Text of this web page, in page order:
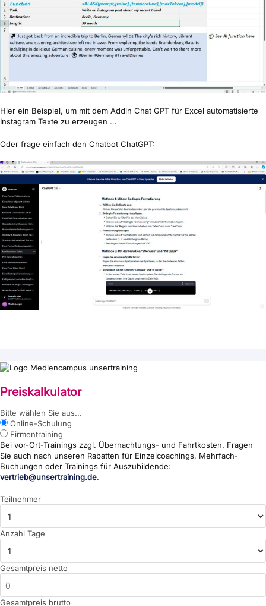
Hier ein Beispiel, um mit dem Addin Chat GPT für Excel automatisierte
Instagram Texte zu erzeugen …
Oder frage einfach den Chatbot ChatGPT:
Preiskalkulator
Bitte wählen Sie aus...
Online-Schulung
Firmentraining
Bei vor-Ort-Trainings zzgl. Übernachtungs- und Fahrtkosten. Fragen
Sie auch nach unseren Rabatten für Einzelcoachings, Mehrfach-
Buchungen oder Trainings für Auszubildende:
vertrieb@unsertraining.de.
Teilnehmer
Anzahl Tage
Gesamtpreis netto
Gesamtpreis brutto